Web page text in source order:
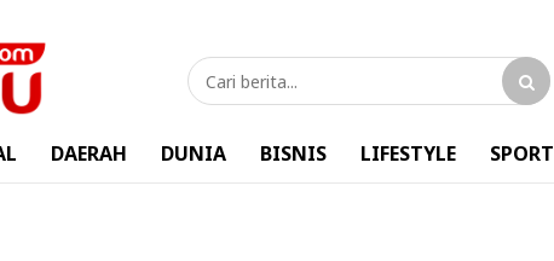
DAERAH DUNIA BISNIS LIFESTYLE SPORT